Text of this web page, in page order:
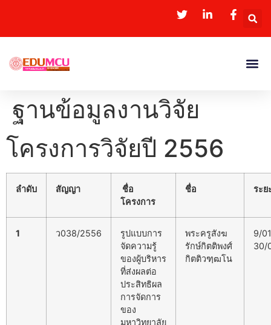
ฐานข้อมูลงานวิจัย
โครงการวิจัยปี 2556
ลำดับ สัญญา
ชื่อ
โครงการ
ชื่อ ระย
1 ว038/2556
รูปแบบการ
จัดความรู้
ของผู้บริหาร
ที่ส่งผลต่อ
ประสิทธิผล
การจัดการ
ของ
มหาวิทยาลัย
พระครูสังฆ
รักษ์กิตติพงศ์
กิตติวฑฺฒโน
9/
30/